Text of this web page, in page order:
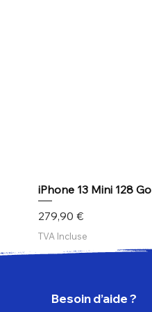
iPhone 13 Mini 128 Go
Prix
279,90 €
TVA Incluse
Besoin d’aide ?